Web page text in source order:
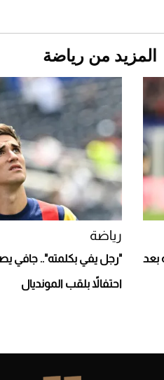
Aston Martin Valiant: على هوى الأبطال
المزيد من رياضة
بعد
رياضة
"رجل يفي بكلمته".. جافي
احتفالاً بلقب المونديال